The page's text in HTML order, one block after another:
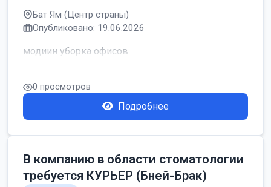
Бат Ям (Центр страны)
Опубликовано: 19.06.2026
модиин уборка офисов
0 просмотров
Подробнее
В компанию в области стоматологии
требуется КУРЬЕР (Бней-Брак)